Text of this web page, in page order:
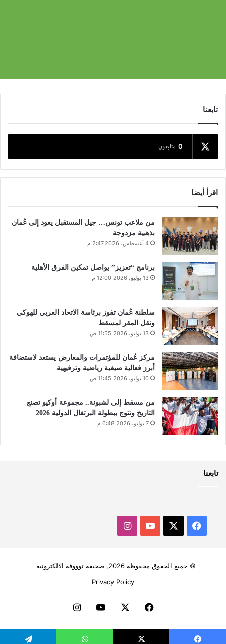
تابعنا
0 متابعون
اقرأ أيضا
من ملاعب تونس… جيل المستقبل يعود إلى عُمان
بذهبية مزدوجة
4 أغسطس، 2026 2:47 م
برنامج “تعزيز” يواصل تمكين الفرق الأهلية
13 يوليو، 2026 12:00 م
سلطنة عُمان تفوز برئاسة الاتحاد العربي للهوكي
ونقل المقر لمسقط
13 يوليو، 2026 11:55 ص
مركز عُمان للمؤتمرات والمعارض يستعد لاستضافة
أبرز فعالية صيفية رياضية وترفيهية
10 يوليو، 2026 11:45 ص
من مسقط إلى لشبونة.. مجموعة أوكيو تصنع
التاريخ وتتوج ببطولة البرتغال الدولية 2026
7 يوليو، 2026 6:48 م
تابعنا
فيسبوك ‫YouTubeانستقرام
© جميع الحقوق محفوظة 2026, صحيفة توووفة الالكترونية
Privacy Policy
فيسبوك ‫YouTubeانستقرام